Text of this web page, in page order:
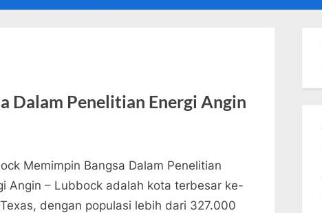
Dalam Penelitian Energi Angin
Memimpin Bangsa Dalam Penelitian
Angin – Lubbock adalah kota terbesar ke-
dengan populasi lebih dari 327.000